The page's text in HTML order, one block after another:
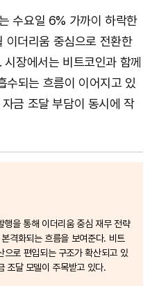
수요일 6% 가까이 하락한
더리움 중심으로 전환한
장에서는 비트코인과 함께
수되는 흐름이 이어지고 있
금 조달 부담이 동시에 작
을 통해 이더리움 중심 재무 전략
격화되는 흐름을 보여준다. 비트
으로 편입되는 구조가 확산되고 있
조달 모델이 주목받고 있다.